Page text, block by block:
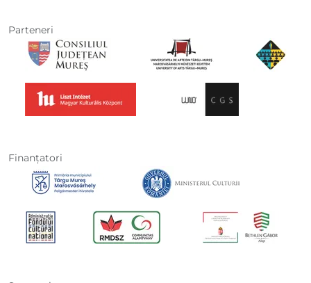
Parteneri
Finanţatori